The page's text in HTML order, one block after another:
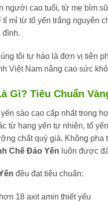
người cao tuổi, từ mẹ bỉm
mỉ từ tổ yến trắng nguyên
đình.
tôi tự hào là đơn vị tiên
Việt Nam nâng cao sức
Gì? Tiêu Chuẩn
yến sào cao cấp nhất trong
từ hang yến tự nhiên, tổ
chất quý giá. Không
Chế Đảo Yến luôn được
đều đạt tiêu chuẩn:
18 axit amin thiết yếu